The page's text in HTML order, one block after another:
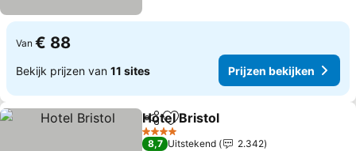
Van € 88
Bekijk prijzen van 11 sites Prijzen bekijken
DelenToevoegen aan favorieten
Hotel Bristol
4 Sterren
8,7 Uitstekend
2.342